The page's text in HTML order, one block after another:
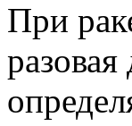
При